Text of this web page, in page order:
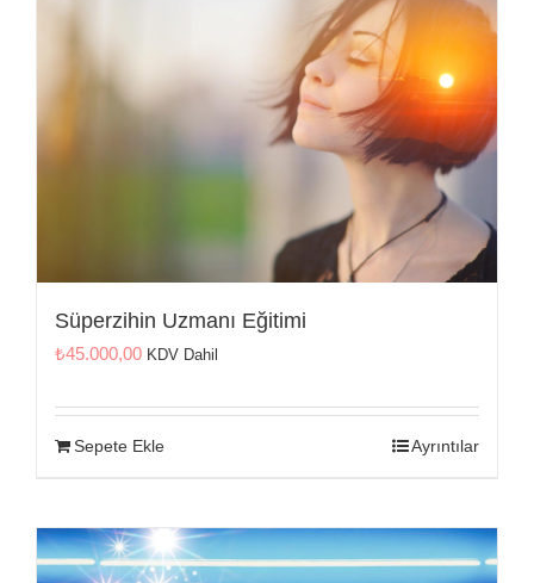
Süperzihin Uzmanı Eğitimi
₺45.000,00 KDV Dahil
Sepete Ekle Ayrıntılar